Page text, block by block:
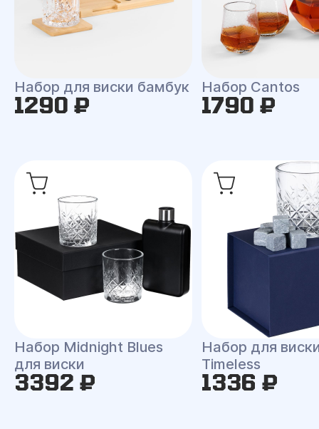
Набор для виски бамбук
1290 ₽
Набор Cantos
1790 ₽
Набор Midnight Blues
для виски
3392 ₽
Набор для
Timeless
1336 ₽